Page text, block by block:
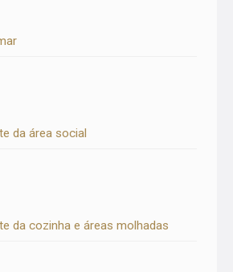
da área social
da cozinha e áreas molhadas